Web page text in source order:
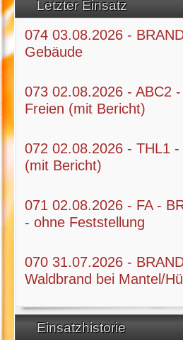
Letzter Einsatz
074 03.08.2026 -
Gebäude
073 02.08.2026 - ABC2
Freien (mit Bericht)
072 02.08.2026 - THL1
(mit Bericht)
071 02.08.2026 - FA -
- ohne Feststellung
070 31.07.2026 -
Waldbrand bei Mantel/
Einsatzhistorie